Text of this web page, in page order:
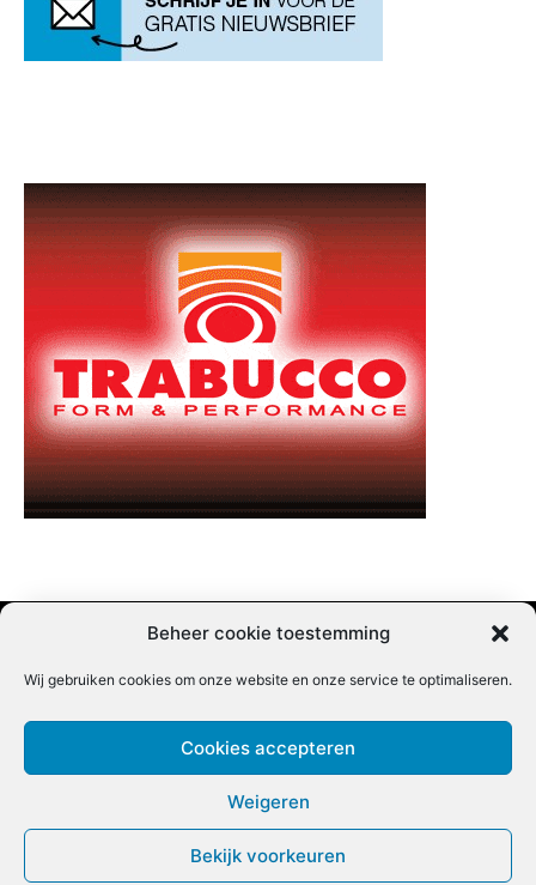
Beheer cookie toestemming
Wij gebruiken cookies om onze website en onze service te optimaliseren.
Cookies accepteren
Weigeren
Bekijk voorkeuren
Nieuwsbrief inschrijven | Partner content